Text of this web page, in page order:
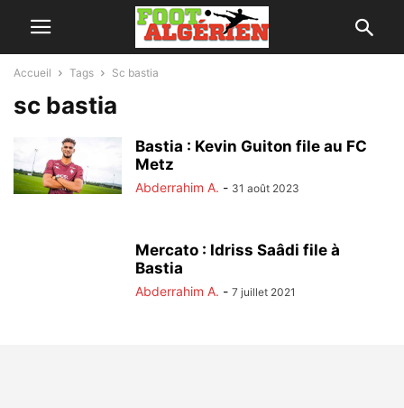
Accueil Tags Sc bastia
sc bastia
Bastia : Kevin Guiton file au FC
Metz
Abderrahim A. - 31 août 2023
Mercato : Idriss Saâdi file à
Bastia
Abderrahim A. - 7 juillet 2021